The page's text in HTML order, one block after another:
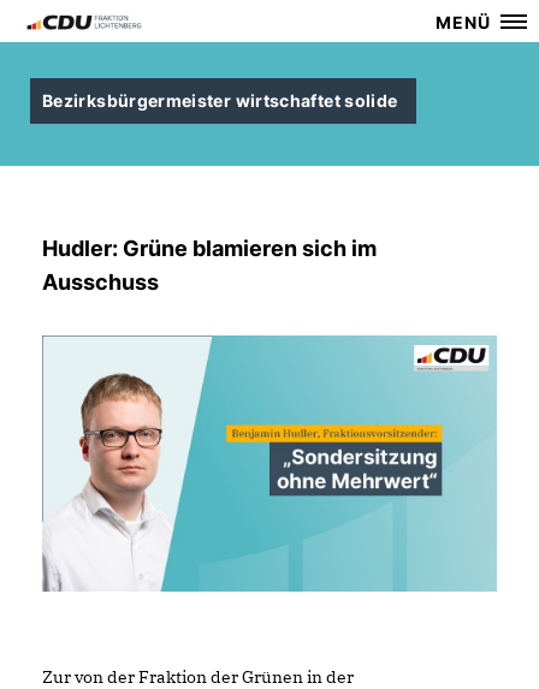
MENÜ
Bezirksbürgermeister wirtschaftet solide
Hudler: Grüne blamieren sich im
Ausschuss
Zur von der Fraktion der Grünen in der